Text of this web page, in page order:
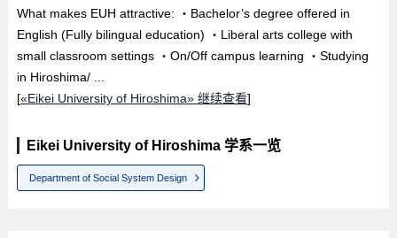
What makes EUH attractive: ・Bachelor’s degree offered in
English (Fully bilingual education) ・Liberal arts college with
small classroom settings ・On/Off campus learning ・Studying
in Hiroshima/ ...
[«Eikei University of Hiroshima» 继续查看]
Eikei University of Hiroshima 学系一览
Department of Social System Design